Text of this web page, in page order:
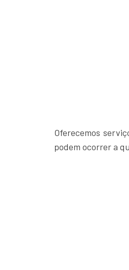
Oferecemos
podem ocorrer a